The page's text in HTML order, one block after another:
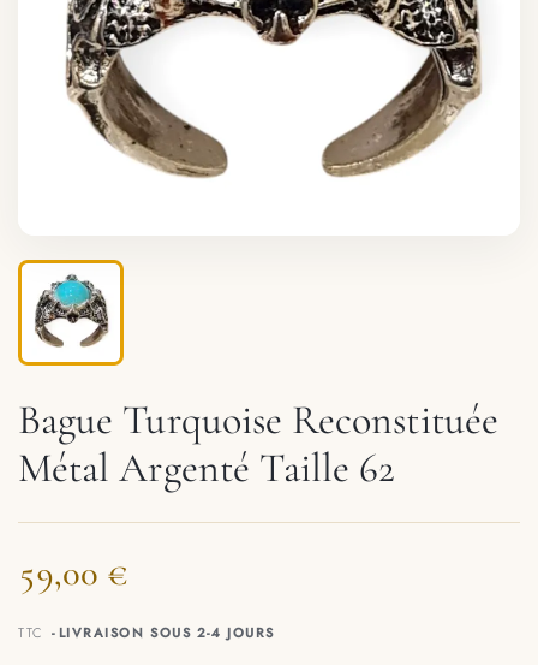
Bague Turquoise Reconstituée
Métal Argenté Taille 62
59,00 €
TTC LIVRAISON SOUS 2-4 JOURS